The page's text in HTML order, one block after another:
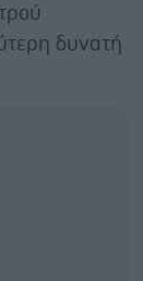
δυνατή